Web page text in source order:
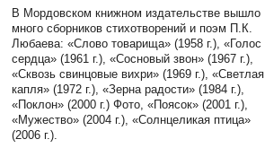
В Мордовском книжном издательстве вышло
много сборников стихотворений и поэм П.К.
Любаева: «Слово товарища» (1958 г.), «Голос
сердца» (1961 г.), «Сосновый звон» (1967 г.),
«Сквозь свинцовые вихри» (1969 г.), «Светлая
капля» (1972 г.), «Зерна радости» (1984 г.),
«Поклон» (2000 г.) Фото, «Поясок» (2001 г.),
«Мужество» (2004 г.), «Солнцеликая птица»
(2006 г.).